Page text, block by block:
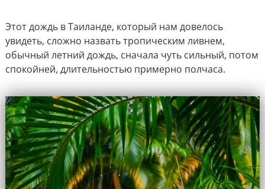
Этот дождь в Таиланде, который нам довелось
увидеть, сложно назвать тропическим ливнем,
обычный летний дождь, сначала чуть сильный, потом
спокойней, длительностью примерно полчаса.